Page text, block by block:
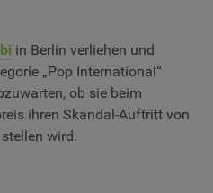
in Berlin verliehen und
„Pop International“
ob sie beim
ihren Skandal-Auftritt von
wird.